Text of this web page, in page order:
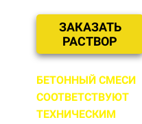
ЗАКАЗАТЬ
РАСТВОР
БЕТОННЫЙ СМЕСИ
СООТВЕТСТВУЮТ
ТЕХНИЧЕСКИМ